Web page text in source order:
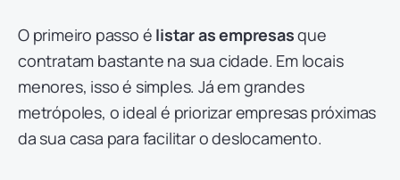
O primeiro passo é listar as empresasque
contratam bastante na sua cidade. Em locais
menores, isso é simples. Já em grandes
metrópoles, o ideal é priorizar empresas próximas
da sua casa para facilitar o deslocamento.